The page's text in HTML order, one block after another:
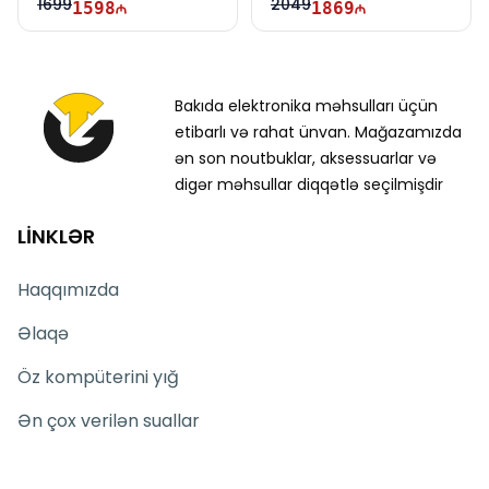
16991598 20491869
Bakıda elektronika məhsulları üçün
etibarlı və rahat ünvan. Mağazamızda
ən son noutbuklar, aksessuarlar və
digər məhsullar diqqətlə seçilmişdir
LİNKLƏR
Haqqımızda
Əlaqə
Öz kompüterini yığ
Ən çox verilən suallar